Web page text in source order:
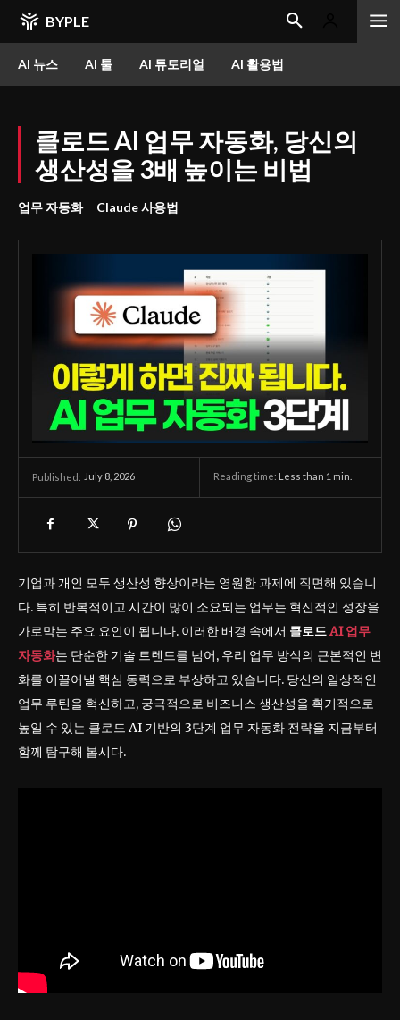
BYPLE
AI 뉴스 AI 툴 AI 튜토리얼 AI 활용법
클로드 AI 업무 자동화, 당신의
생산성을 3배 높이는 비법
업무 자동화 Claude 사용법
Published: July 8, 2026 Reading time: Less than 1 min.
기업과 개인 모두 생산성 향상이라는 영원한 과제에 직면해 있습니
다. 특히 반복적이고 시간이 많이 소요되는 업무는 혁신적인 성장을
가로막는 주요 요인이 됩니다. 이러한 배경 속에서 클로드AI 업무
자동화는 단순한 기술 트렌드를 넘어, 우리 업무 방식의 근본적인 변
화를 이끌어낼 핵심 동력으로 부상하고 있습니다. 당신의 일상적인
업무 루틴을 혁신하고, 궁극적으로 비즈니스 생산성을 획기적으로
높일 수 있는 클로드 AI 기반의 3단계 업무 자동화 전략을 지금부터
함께 탐구해 봅시다.